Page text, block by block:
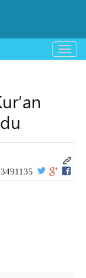
باز
و
3491135